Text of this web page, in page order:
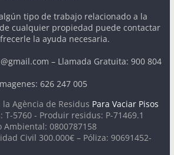
tipo de trabajo relacionado a la
cualquier propiedad puede contactar
la ayuda necesaria.
– Llamada Gratuita: 900 804
626 247 005
Agència de Residus Para Vaciar Pisos
5760 - Produir residus: P-71469.1
0800787158
Civil 300.000€ – Póliza: 90691452-